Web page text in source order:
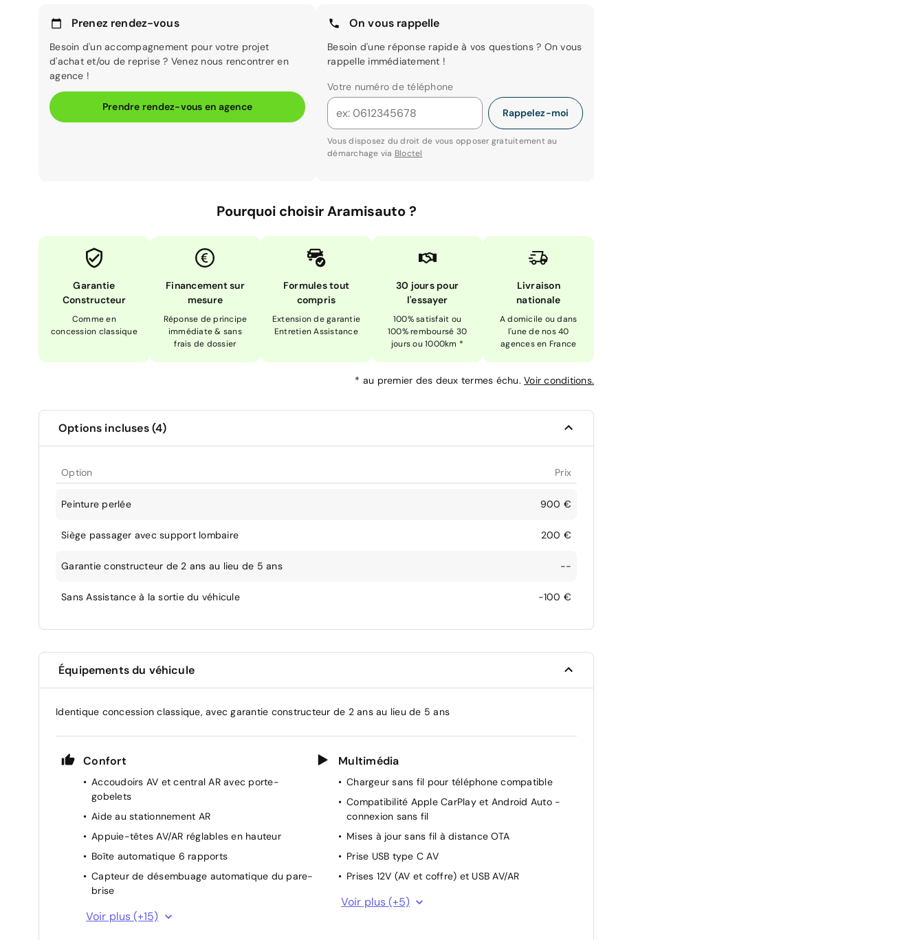
Prenez rendez-vous
Besoin d'un accompagnement pour votre projet
d'achat et/ou de reprise ? Venez nous rencontrer en
agence !
Prendre rendez-vous en agence
On vous rappelle
Besoin d'une réponse rapide à vos questions ? On vous
rappelle immédiatement !
Votre numéro de téléphone
Rappelez-moi
Vous disposez du droit de vous opposer gratuitement au
démarchage via Bloctel
Pourquoi choisir Aramisauto ?
Garantie
Constructeur
Comme en
concession classique
Financement sur
mesure
Réponse de principe
immédiate & sans
frais de dossier
Formules tout
compris
Extension de garantie
Entretien Assistance
30 jours pour
l'essayer
100% satisfait ou
100% remboursé 30
jours ou 1000km *
Livraison
nationale
A domicile ou dans
l'une de nos 40
agences en France
* au premier des deux termes échu. Voir conditions.
Options incluses (4)
Option Prix
Peinture perlée 900 €
Siège passager avec support lombaire 200 €
Garantie constructeur de 2 ans au lieu de 5 ans --
Sans Assistance à la sortie du véhicule -100 €
Équipements du véhicule
Identique concession classique, avec garantie constructeur de 2 ans au lieu de 5 ans
Confort
Accoudoirs AV et central AR avec porte-
gobelets
Aide au stationnement AR
Appuie-têtes AV/AR réglables en hauteur
Boîte automatique 6 rapports
Capteur de désembuage automatique du pare-
brise
Climatisation automatique bi-zone avec
désembuage automatique
Voir plus (+15)
Multimédia
Chargeur sans fil pour téléphone compatible
Compatibilité Apple CarPlay et Android Auto -
connexion sans fil
Mises à jour sans fil à distance OTA
Prise USB type C AV
Prises 12V (AV et coffre) et USB AV/AR
Réception radio numérique terrestre (DAB)
Voir plus (+5)